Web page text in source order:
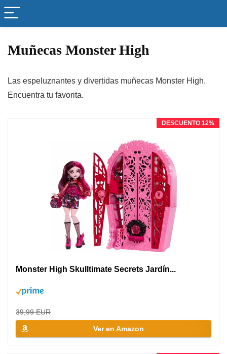
Muñecas Monster High
Las espeluznantes y divertidas muñecas Monster High.
Encuentra tu favorita.
DESCUENTO 12%
Monster High Skulltimate Secrets Jardín...
39,99 EUR
Ver en Amazon